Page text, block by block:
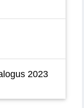
2023